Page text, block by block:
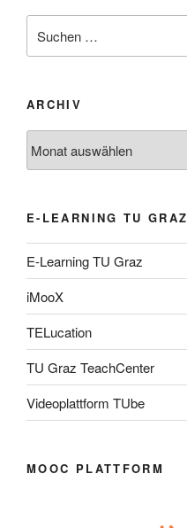
nach:
ARCHIV
E-LEARNING TU GRAZ
E-Learning TU Graz
iMooX
TELucation
TU Graz TeachCenter
Videoplattform TUbe
MOOC PLATTFORM